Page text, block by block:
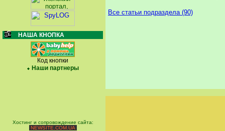
НАША КНОПКА
Код кнопки
Наши партнеры
Все статьи подраздела (90)
Хостинг и сопровождение сайта:
NEWSITE.COM.UA